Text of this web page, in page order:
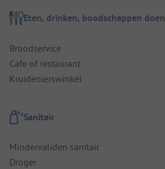
Eten, drinken, boodschappen doen
Broodservice
Cafe of restaurant
Kruidenierswinkel
Sanitair
Mindervaliden sanitair
Droger